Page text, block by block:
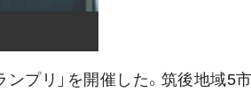
プリ」を開催した。筑後地域5